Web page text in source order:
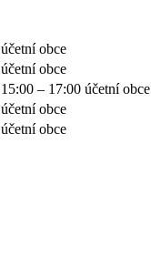
účetní obce
účetní obce
15:00 – 17:00 účetní obce
účetní obce
účetní obce